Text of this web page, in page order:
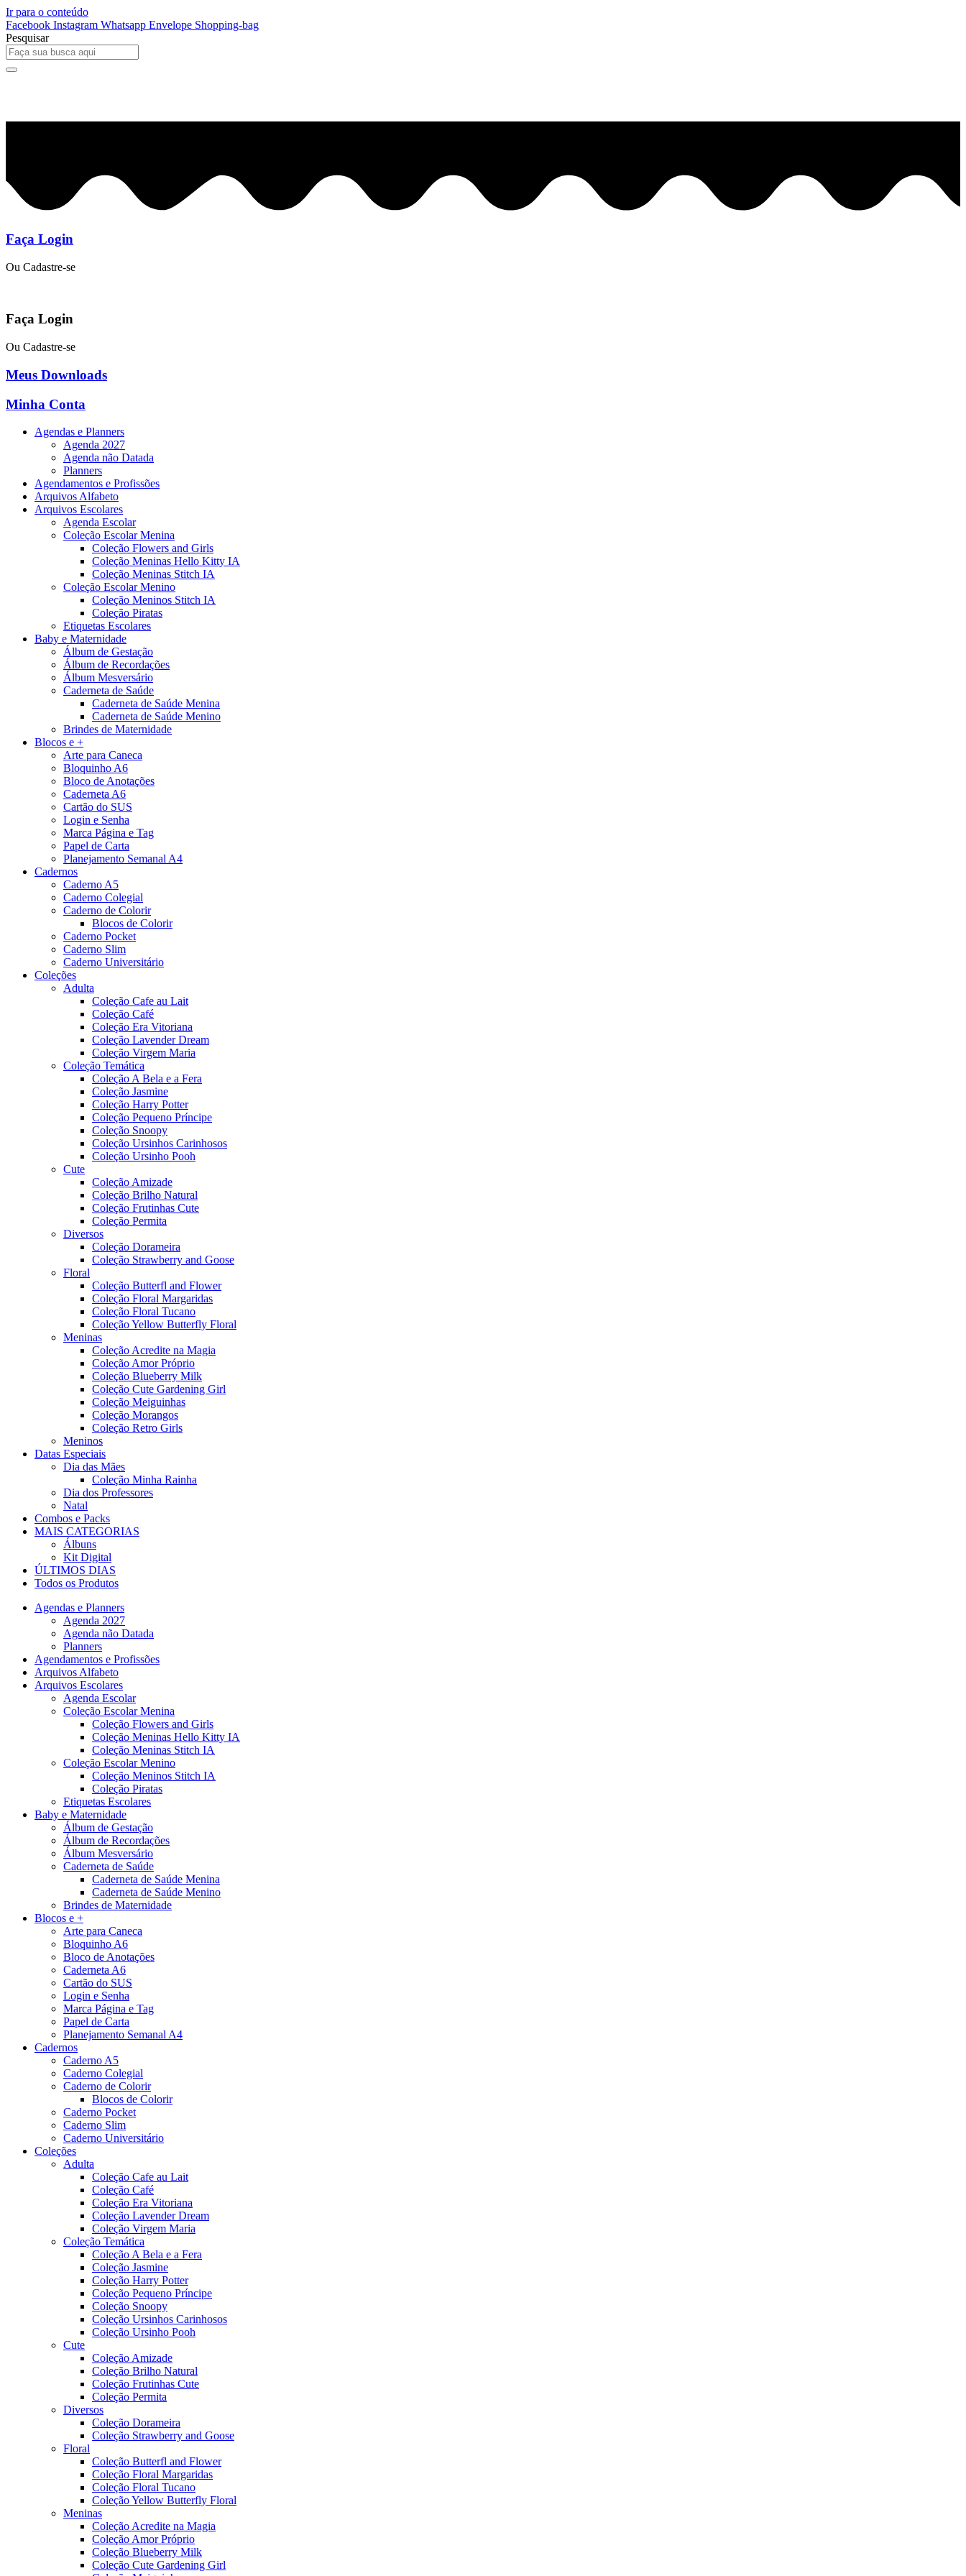
Ir para o conteúdo
Facebook Instagram Whatsapp Envelope Shopping-bag
Pesquisar
Faça Login
Ou Cadastre-se
Faça Login
Ou Cadastre-se
Meus Downloads
Minha Conta
Agendas e Planners
Agenda 2027
Agenda não Datada
Planners
Agendamentos e Profissões
Arquivos Alfabeto
Arquivos Escolares
Agenda Escolar
Coleção Escolar Menina
Coleção Flowers and Girls
Coleção Meninas Hello Kitty IA
Coleção Meninas Stitch IA
Coleção Escolar Menino
Coleção Meninos Stitch IA
Coleção Piratas
Etiquetas Escolares
Baby e Maternidade
Álbum de Gestação
Álbum de Recordações
Álbum Mesversário
Caderneta de Saúde
Caderneta de Saúde Menina
Caderneta de Saúde Menino
Brindes de Maternidade
Blocos e +
Arte para Caneca
Bloquinho A6
Bloco de Anotações
Caderneta A6
Cartão do SUS
Login e Senha
Marca Página e Tag
Papel de Carta
Planejamento Semanal A4
Cadernos
Caderno A5
Caderno Colegial
Caderno de Colorir
Blocos de Colorir
Caderno Pocket
Caderno Slim
Caderno Universitário
Coleções
Adulta
Coleção Cafe au Lait
Coleção Café
Coleção Era Vitoriana
Coleção Lavender Dream
Coleção Virgem Maria
Coleção Temática
Coleção A Bela e a Fera
Coleção Jasmine
Coleção Harry Potter
Coleção Pequeno Príncipe
Coleção Snoopy
Coleção Ursinhos Carinhosos
Coleção Ursinho Pooh
Cute
Coleção Amizade
Coleção Brilho Natural
Coleção Frutinhas Cute
Coleção Permita
Diversos
Coleção Dorameira
Coleção Strawberry and Goose
Floral
Coleção Butterfl and Flower
Coleção Floral Margaridas
Coleção Floral Tucano
Coleção Yellow Butterfly Floral
Meninas
Coleção Acredite na Magia
Coleção Amor Próprio
Coleção Blueberry Milk
Coleção Cute Gardening Girl
Coleção Meiguinhas
Coleção Morangos
Coleção Retro Girls
Meninos
Datas Especiais
Dia das Mães
Coleção Minha Rainha
Dia dos Professores
Natal
Combos e Packs
MAIS CATEGORIAS
Álbuns
Kit Digital
ÚLTIMOS DIAS
Todos os Produtos
Agendas e Planners
Agenda 2027
Agenda não Datada
Planners
Agendamentos e Profissões
Arquivos Alfabeto
Arquivos Escolares
Agenda Escolar
Coleção Escolar Menina
Coleção Flowers and Girls
Coleção Meninas Hello Kitty IA
Coleção Meninas Stitch IA
Coleção Escolar Menino
Coleção Meninos Stitch IA
Coleção Piratas
Etiquetas Escolares
Baby e Maternidade
Álbum de Gestação
Álbum de Recordações
Álbum Mesversário
Caderneta de Saúde
Caderneta de Saúde Menina
Caderneta de Saúde Menino
Brindes de Maternidade
Blocos e +
Arte para Caneca
Bloquinho A6
Bloco de Anotações
Caderneta A6
Cartão do SUS
Login e Senha
Marca Página e Tag
Papel de Carta
Planejamento Semanal A4
Cadernos
Caderno A5
Caderno Colegial
Caderno de Colorir
Blocos de Colorir
Caderno Pocket
Caderno Slim
Caderno Universitário
Coleções
Adulta
Coleção Cafe au Lait
Coleção Café
Coleção Era Vitoriana
Coleção Lavender Dream
Coleção Virgem Maria
Coleção Temática
Coleção A Bela e a Fera
Coleção Jasmine
Coleção Harry Potter
Coleção Pequeno Príncipe
Coleção Snoopy
Coleção Ursinhos Carinhosos
Coleção Ursinho Pooh
Cute
Coleção Amizade
Coleção Brilho Natural
Coleção Frutinhas Cute
Coleção Permita
Diversos
Coleção Dorameira
Coleção Strawberry and Goose
Floral
Coleção Butterfl and Flower
Coleção Floral Margaridas
Coleção Floral Tucano
Coleção Yellow Butterfly Floral
Meninas
Coleção Acredite na Magia
Coleção Amor Próprio
Coleção Blueberry Milk
Coleção Cute Gardening Girl